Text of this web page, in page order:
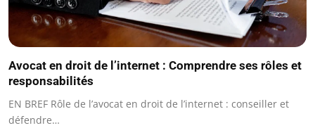
Avocat en droit de l’internet : Comprendre ses rôles et
responsabilités
EN BREF Rôle de l’avocat en droit de l’internet : conseiller et
défendre…